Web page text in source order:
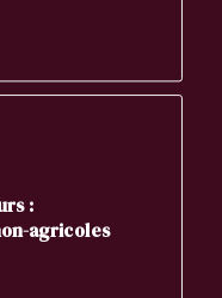
:
agricoles